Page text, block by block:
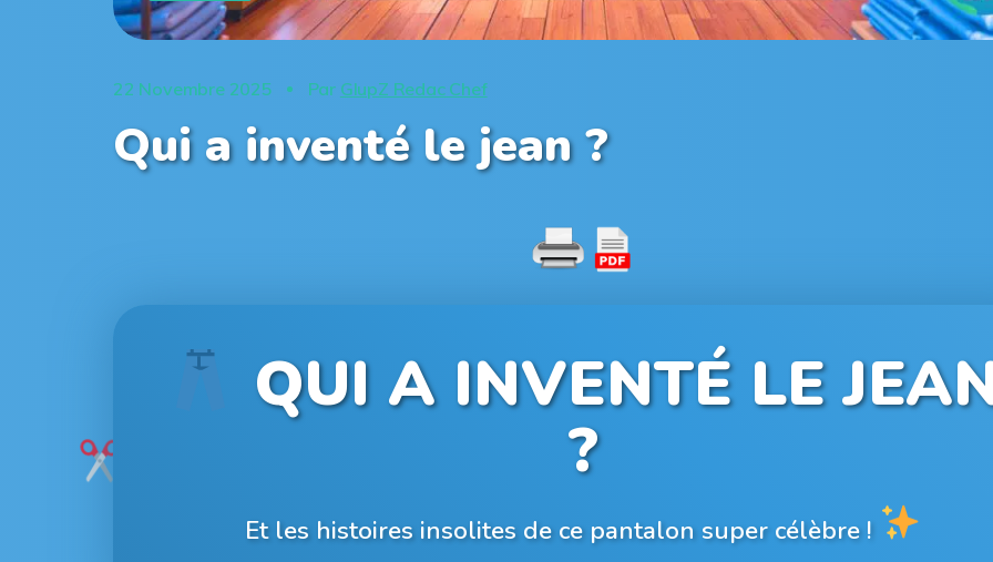
22 Novembre 2025 Par GlupZ Redac Chef
Qui a inventé le jean ?
QUI A INVENTÉ LE
?
Et les histoires insolites de ce pantalon super célèbre !